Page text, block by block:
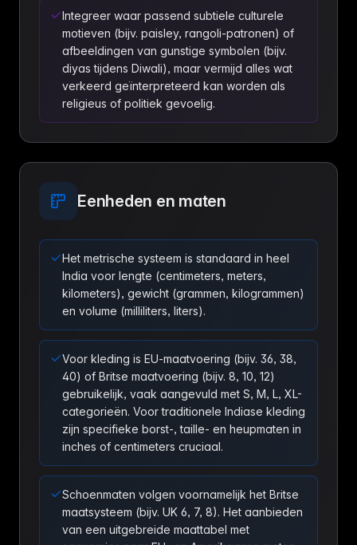
Integreer waar passend subtiele culturele
motieven (bijv. paisley, rangoli-patronen) of
afbeeldingen van gunstige symbolen (bijv.
diyas tijdens Diwali), maar vermijd alles wat
verkeerd geïnterpreteerd kan worden als
religieus of politiek gevoelig.
Eenheden en maten
Het metrische systeem is standaard in heel
India voor lengte (centimeters, meters,
kilometers), gewicht (grammen, kilogrammen)
en volume (milliliters, liters).
Voor kleding is EU-maatvoering (bijv. 36, 38,
40) of Britse maatvoering (bijv. 8, 10, 12)
gebruikelijk, vaak aangevuld met S, M, L, XL-
categorieën. Voor traditionele Indiase kleding
zijn specifieke borst-, taille- en heupmaten in
inches of centimeters cruciaal.
Schoenmaten volgen voornamelijk het Britse
maatsysteem (bijv. UK 6, 7, 8). Het aanbieden
van een uitgebreide maattabel met